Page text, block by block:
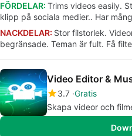
FÖRDELAR: Trims videos easily.
klipp på sociala medier.. Har
NACKDELAR: Stor filstorlek.
begränsade. Teman är fult. Få
Video Editor &
3.7 Gratis
Skapa videor och